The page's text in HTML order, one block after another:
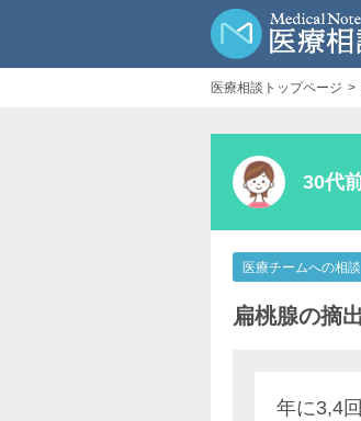
医療相談トップページ
30代
医療チームへの相談
扁桃腺の摘
年に3,4